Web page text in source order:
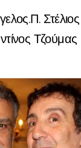
Τζούμας